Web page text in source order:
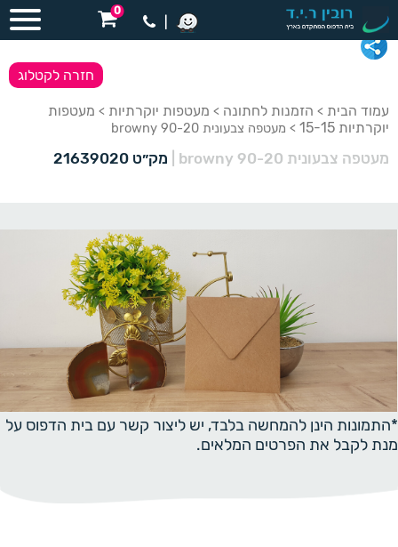
0
עמוד הבית > הזמנות לחתונה > מעטפות יוקרתיות > מעטפות
יוקרתיות 15-15
> מעטפה צבעונית 90-20 browny
מעטפה צבעונית 90-20 browny מק״ט 21639020
חזרה לקטלוג
*התמונות הינן להמחשה בלבד, יש ליצור קשר עם בית הדפוס על
מנת לקבל את הפרטים המלאים.